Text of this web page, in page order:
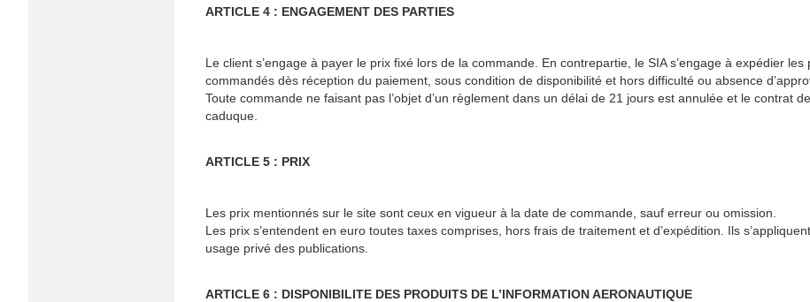
ARTICLE 4 : ENGAGEMENT DES PARTIES
Le client s’engage à payer le prix fixé lors de la commande. En contrepartie, le SIA s’engage à expédier
commandés dès réception du paiement, sous condition de disponibilité et hors difficulté ou absence
Toute commande ne faisant pas l’objet d’un règlement dans un délai de 21 jours est annulée et le contrat
caduque.
ARTICLE 5 : PRIX
Les prix mentionnés sur le site sont ceux en vigueur à la date de commande, sauf erreur ou omission.
Les prix s’entendent en euro toutes taxes comprises, hors frais de traitement et d’expédition. Ils
usage privé des publications.
ARTICLE 6 : DISPONIBILITE DES PRODUITS DE L’INFORMATION AERONAUTIQUE